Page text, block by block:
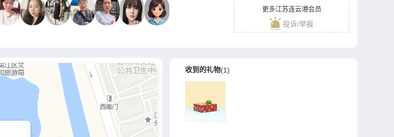
更多江苏连云港会员
投诉/举报
收到的礼物(1)